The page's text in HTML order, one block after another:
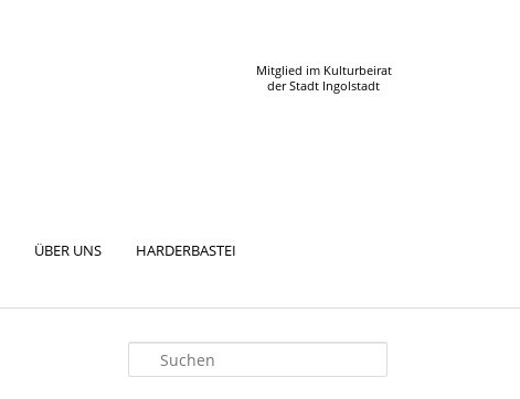
Mitglied im Kulturbeirat
der Stadt Ingolstadt
ÜBER UNS HARDERBASTEI